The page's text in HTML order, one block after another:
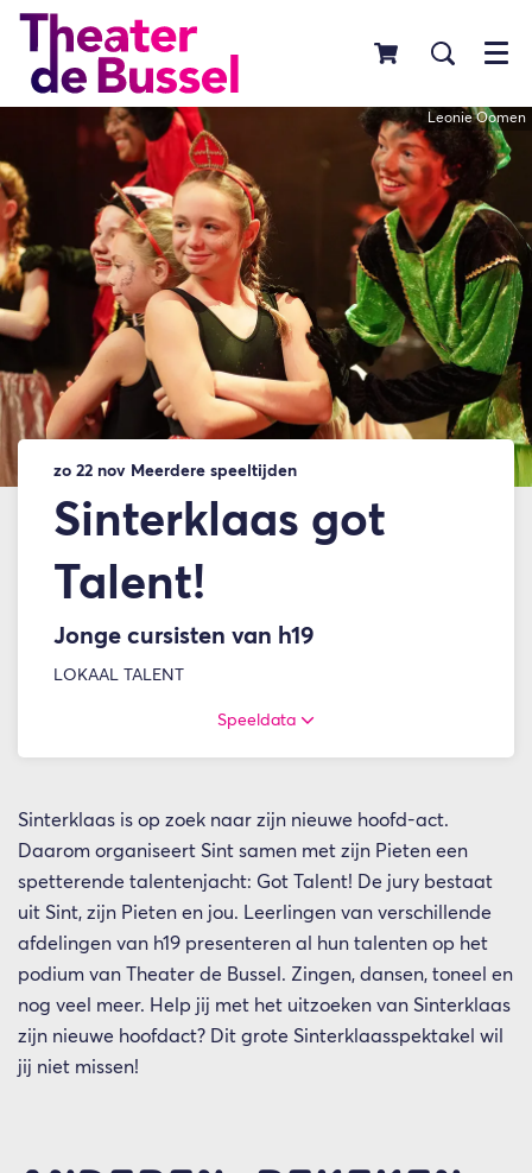
Menu
Leonie Oomen
Sinterklaas got
Talent!
Jonge cursisten van h19
zo 22 nov Meerdere speeltijden
LOKAAL TALENT
Speeldata
Sinterklaas is op zoek naar zijn nieuwe hoofd-act.
Daarom organiseert Sint samen met zijn Pieten een
spetterende talentenjacht: Got Talent! De jury bestaat
uit Sint, zijn Pieten en jou. Leerlingen van verschillende
afdelingen van h19 presenteren al hun talenten op het
podium van Theater de Bussel. Zingen, dansen, toneel en
nog veel meer. Help jij met het uitzoeken van Sinterklaas
zijn nieuwe hoofdact? Dit grote Sinterklaasspektakel wil
jij niet missen!